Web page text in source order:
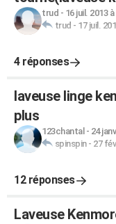
trud - 16 juil. 2013 à
trud - 17 juil.
4 réponses
laveuse linge
plus
123chantal - 24
spinspin- 27
12 réponses
Laveuse